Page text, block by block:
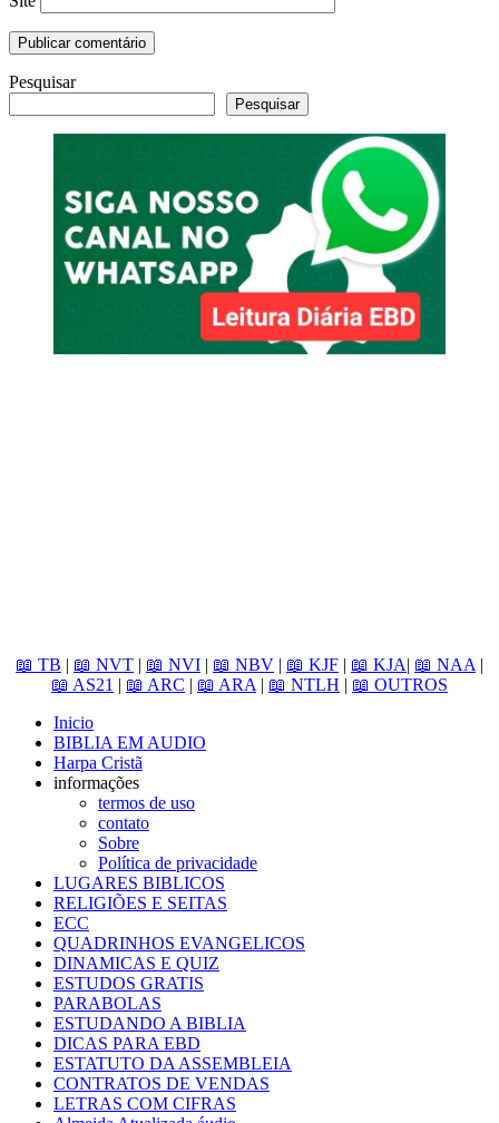
Pesquisar
Pesquisar
📖 TB | 📖 NVT | 📖 NVI | 📖 NBV | 📖 KJF | 📖 KJA| 📖 NAA |
📖 AS21 | 📖 ARC | 📖 ARA | 📖 NTLH | 📖 OUTROS
Inicio
BIBLIA EM AUDIO
Harpa Cristã
informações
termos de uso
contato
Sobre
Política de privacidade
LUGARES BIBLICOS
RELIGIÕES E SEITAS
ECC
QUADRINHOS EVANGELICOS
DINAMICAS E QUIZ
ESTUDOS GRATIS
PARABOLAS
ESTUDANDO A BIBLIA
DICAS PARA EBD
ESTATUTO DA ASSEMBLEIA
CONTRATOS DE VENDAS
LETRAS COM CIFRAS